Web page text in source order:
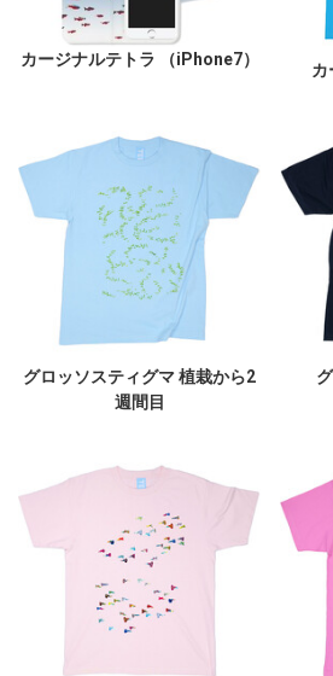
カージナルテトラ （iPhone7）
カ
グロッソスティグマ 植栽から2
週間目